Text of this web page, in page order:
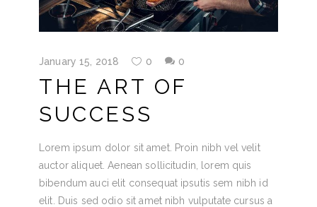
January 15, 2018 0 0
THE ART OF
SUCCESS
Lorem ipsum dolor sit amet. Proin nibh vel velit
auctor aliquet. Aenean sollicitudin, lorem quis
bibendum auci elit consequat ipsutis sem nibh id
elit. Duis sed odio sit amet nibh vulputate cursus a